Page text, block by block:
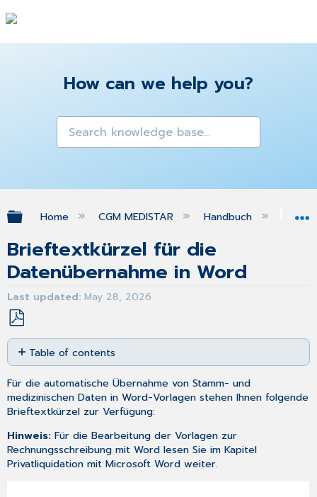
How can we help you?
Expand/collapse global hierarchy
Home CGM MEDISTAR Handbuch
Brieftextkürzel für die
Datenübernahme in Word
Last updated May 28, 2026
Save
as
PDF
Table of contents
No
headers
Für die automatische Übernahme von Stamm- und
medizinischen Daten inWord-Vorlagen stehen Ihnen folgende
Brieftextkürzel zur Verfügung:
Hinweis:Für die Bearbeitung der Vorlagen zur
Rechnungsschreibung mit Word lesen Sie im Kapitel
Privatliquidation mit Microsoft Word weiter.